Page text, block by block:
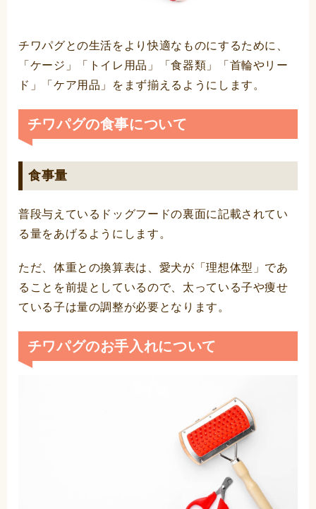
チワパグとの生活をより快適なものにするために、
「ケージ」「トイレ用品」「食器類」「首輪やリー
ド」「ケア用品」をまず揃えるようにします。
チワパグの食事について
食事量
普段与えているドッグフードの裏面に記載されてい
る量をあげるようにします。
ただ、体重との換算表は、愛犬が「理想体型」であ
ることを前提としているので、太っている子や痩せ
ている子は量の調整が必要となります。
チワパグのお手入れについて